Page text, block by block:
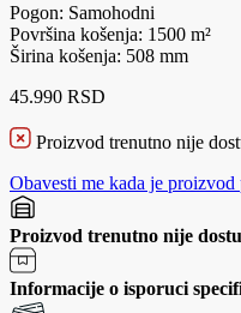
Pogon: Samohodni
Površina košenja: 1500 m²
Širina košenja: 508 mm
45.990 RSD
Proizvod trenutno nije
Obavesti me kada je proizvod
Proizvod trenutno nije
Informacije o isporuci